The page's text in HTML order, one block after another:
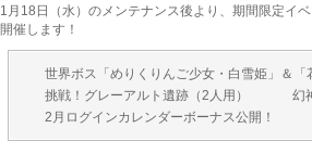
1月18日（水）のメンテナンス後より、期間限定イベ
開催します！
世界ボス「めりくりんご少女・白雪姫」＆「
挑戦！グレーアルト遺跡（2人用）
幻
2月ログインカレンダーボーナス公開！